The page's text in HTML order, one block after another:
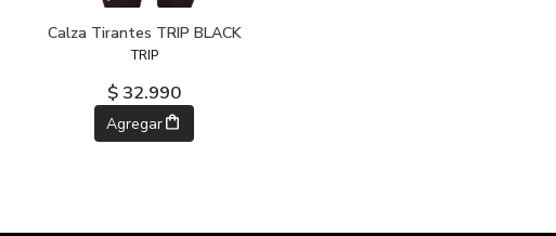
Calza Tirantes TRIP BLACK
TRIP
$ 32.990
Agregar